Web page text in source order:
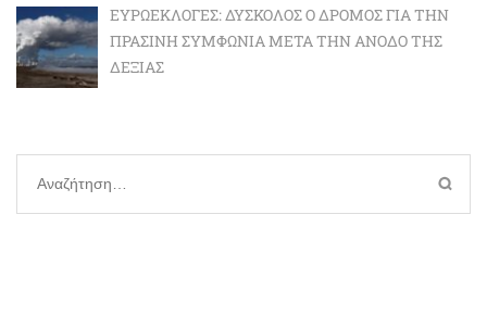
ΕΥΡΩΕΚΛΟΓΈΣ: ΔΎΣΚΟΛΟΣ Ο ΔΡΌΜΟΣ ΓΙΑ ΤΗΝ
ΠΡΆΣΙΝΗ ΣΥΜΦΩΝΊΑ ΜΕΤΆ ΤΗΝ ΆΝΟΔΟ ΤΗΣ
ΔΕΞΙΆΣ
Αναζήτηση
για: